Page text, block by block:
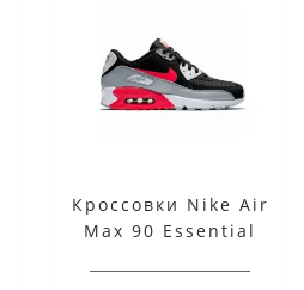
Кроссовки Nike Air
Max 90 Essential